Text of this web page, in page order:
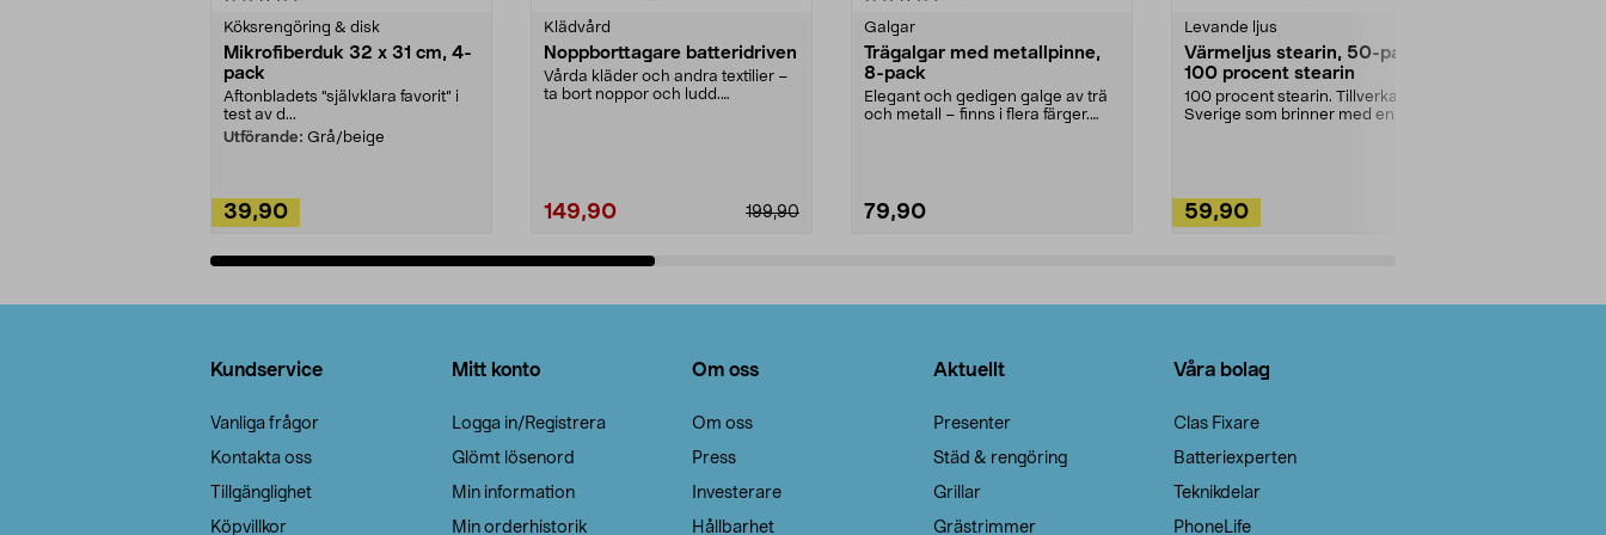
Köksrengöring & disk
Mikrofiberduk 32 x 31 cm, 4-
pack
Aftonbladets "självklara favorit” i
test av d...
Utförande: Grå/beige
39,90
Klädvård
Noppborttagare batteridriven
Vårda kläder och andra textilier –
ta bort noppor och ludd.
199,90
149,90
Galgar
Trägalgar med metallpinne,
8-pack
Elegant och gedigen galge av trä
och metall – finns i flera färger.
79,90
Levande ljus
Värmeljus stearin, 50-pack,
100 procent stearin
100 procent stearin. Tillverkade i
Sverige som brinner med en
59,90
Kundservice
Vanliga frågor
Kontakta oss
Tillgänglighet
Köpvillkor
Mitt konto
Logga in/Registrera
Glömt lösenord
Min information
Min orderhistorik
Om oss
Om oss
Press
Investerare
Hållbarhet
Aktuellt
Presenter
Städ & rengöring
Grillar
Grästrimmer
Våra bolag
Clas Fixare
Batteriexperten
Teknikdelar
PhoneLife